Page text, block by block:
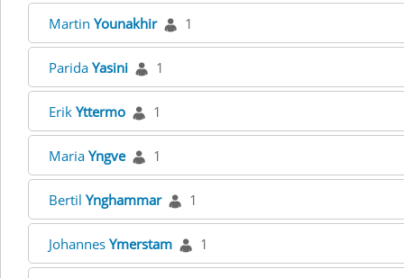
Martin Younakhir 1
Parida Yasini 1
Erik Yttermo 1
Maria Yngve 1
Bertil Ynghammar 1
Johannes Ymerstam 1